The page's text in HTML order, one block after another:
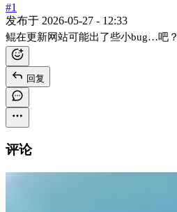
#1
发布于 2026-05-27 - 12:33
鲲在更新网站可能出了些小bug…吧？
回复
评论